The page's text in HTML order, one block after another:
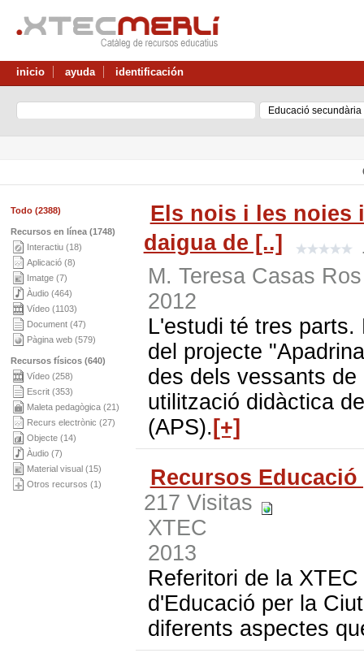
inicio ayuda identificación
Todo (2388)
Recursos en línea (1748)
Interactiu (18)
Aplicació (8)
Imatge (7)
Àudio (464)
Vídeo (1103)
Document (47)
Pàgina web (579)
Recursos físicos (640)
Vídeo (258)
Escrit (353)
Maleta pedagògica (21)
Recurs electrònic (27)
Objecte (14)
Àudio (7)
Material visual (15)
Otros recursos (1)
Els nois i les noies
daigua de [..]
M. Teresa Casas Ros
2012
L'estudi té tres
del projecte
des dels vessants
utilització didàctica
(APS). [+]
Recursos
217 Visitas
XTEC
2013
Referitori de la
d'Educació per la
diferents aspectes